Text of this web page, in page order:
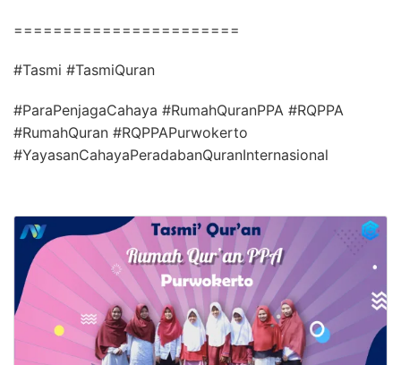
=======================
#Tasmi #TasmiQuran
#ParaPenjagaCahaya #RumahQuranPPA #RQPPA
#RumahQuran #RQPPAPurwokerto
#YayasanCahayaPeradabanQuranInternasional